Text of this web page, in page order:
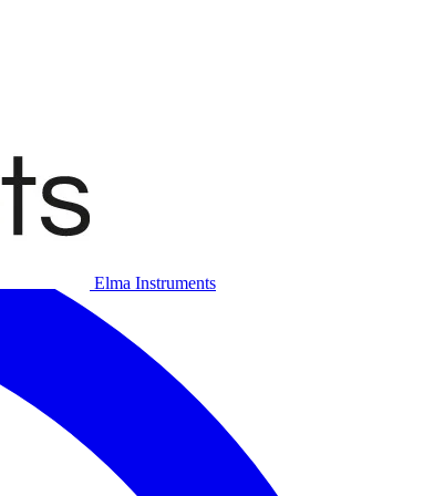
Elma Instruments